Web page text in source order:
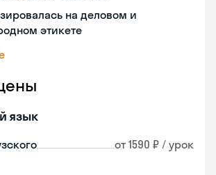
на деловом и
этикете
язык
от 1590 ₽ / урок